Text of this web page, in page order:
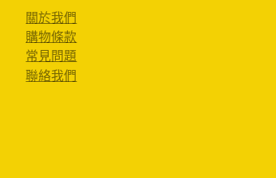
關於我們
購物條款
常見問題
聯絡我們